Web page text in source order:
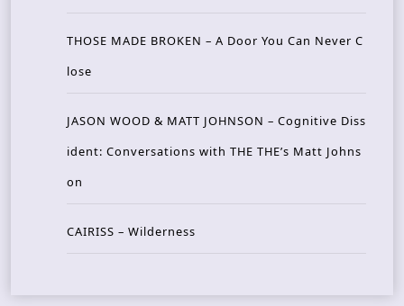
THOSE MADE BROKEN – A Door You Can Never C
lose
JASON WOOD & MATT JOHNSON – Cognitive Diss
ident: Conversations with THE THE’s Matt Johns
on
CAIRISS – Wilderness